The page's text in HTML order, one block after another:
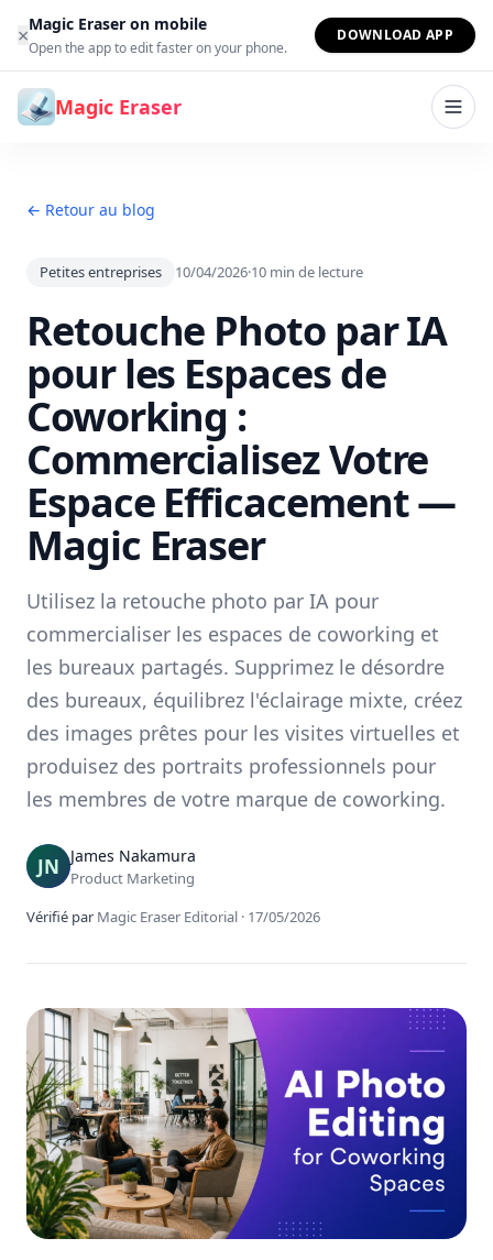
Aller au contenu
×Magic Eraser on mobile
Open the app to edit faster on your phone.
DOWNLOAD APP
Magic Eraser
← Retour au blog
Petites entreprises 10/04/2026·10 min de lecture
Retouche Photo par IA
pour les Espaces de
Coworking :
Commercialisez Votre
Espace Efficacement —
Magic Eraser
Utilisez la retouche photo par IA pour
commercialiser les espaces de coworking et
les bureaux partagés. Supprimez le désordre
des bureaux, équilibrez l'éclairage mixte, créez
des images prêtes pour les visites virtuelles et
produisez des portraits professionnels pour
les membres de votre marque de coworking.
James Nakamura
Product Marketing
Vérifié par Magic Eraser Editorial · 17/05/2026